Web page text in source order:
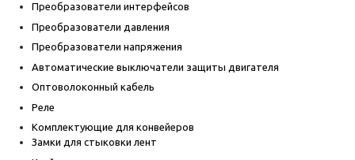
Преобразователи интерфейсов
Преобразователи давления
Преобразователи напряжения
Автоматические выключатели защиты двигателя
Оптоволоконный кабель
Реле
Комплектующие для конвейеров
Замки для стыковки лент